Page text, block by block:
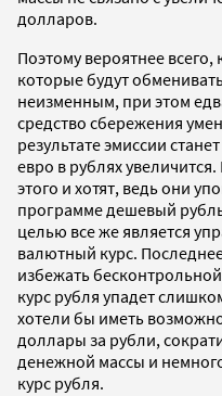
долларов.
Поэтому вероятнее
которые будут
неизменным, при этом
средство сбережения
результате эмиссии
евро в рублях
этого и хотят, ведь они
программе дешевый
целью все же является
валютный курс.
избежать
курс рубля упадет
хотели бы иметь
доллары за рубли,
денежной массы и
курс рубля.